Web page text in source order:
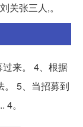
关张三人,。
来。 4、根据
。 5、当招募到
。